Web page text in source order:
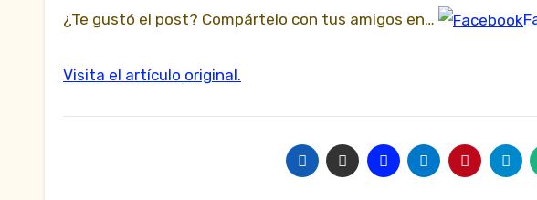
¿Te gustó el post? Compártelo con tus amigos en…
Visita el artículo original.